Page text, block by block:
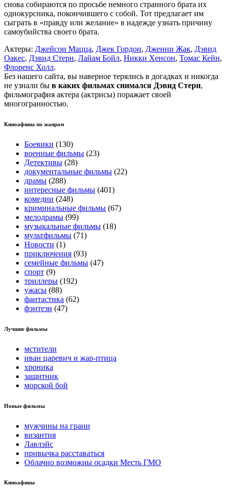
снова собираются по просьбе немного странного брата их
однокурсника, покончившего с собой. Тот предлагает им
сыграть в «правду или желание» в надежде узнать причину
самоубийства своего брата.
Актеры: Джейсон Мацца, Джек Гордон, Дженни Жак, Дэвид
Оакес, Дэвид Стерн, Лайам Бойл, Никки Хенсон, Томас Кейн,
Флоренс Холл.
Без нашего сайта, вы наверное терялись в догадках и никогда
не узнали бы в каких фильмах снимался Дэвид Стерн,
фильмография актера (актрисы) поражает своей
многогранностью.
Киноафиша по жанрам
Боевики (130)
военные фильмы (23)
Детективы (28)
документальные фильмы (22)
драмы (288)
интересные фильмы (401)
комедии (248)
криминальные фильмы (67)
мелодрамы (99)
музыкальные фильмы (18)
мультфильмы (71)
Новости (1)
приключения (93)
семейные фильмы (47)
спорт (9)
триллеры (192)
ужасы (88)
фантастика (62)
фэнтези (47)
Лучшие фильмы
мстители
иван царевич и жар-птица
хроника
защитник
морской бой
Новые фильмы
мужчины на грани
византия
Лавлэйс
привычка расставаться
Облачно возможны осадки Месть ГМО
Киноафиша